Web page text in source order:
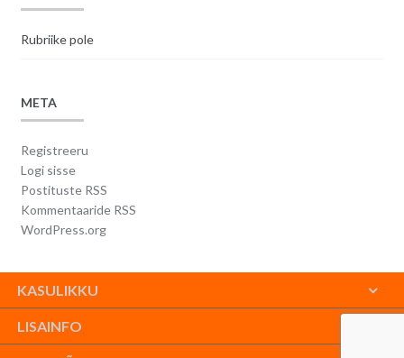
Rubriike pole
META
Registreeru
Logi sisse
Postituste RSS
Kommentaaride RSS
WordPress.org
KASULIKKU
LISAINFO